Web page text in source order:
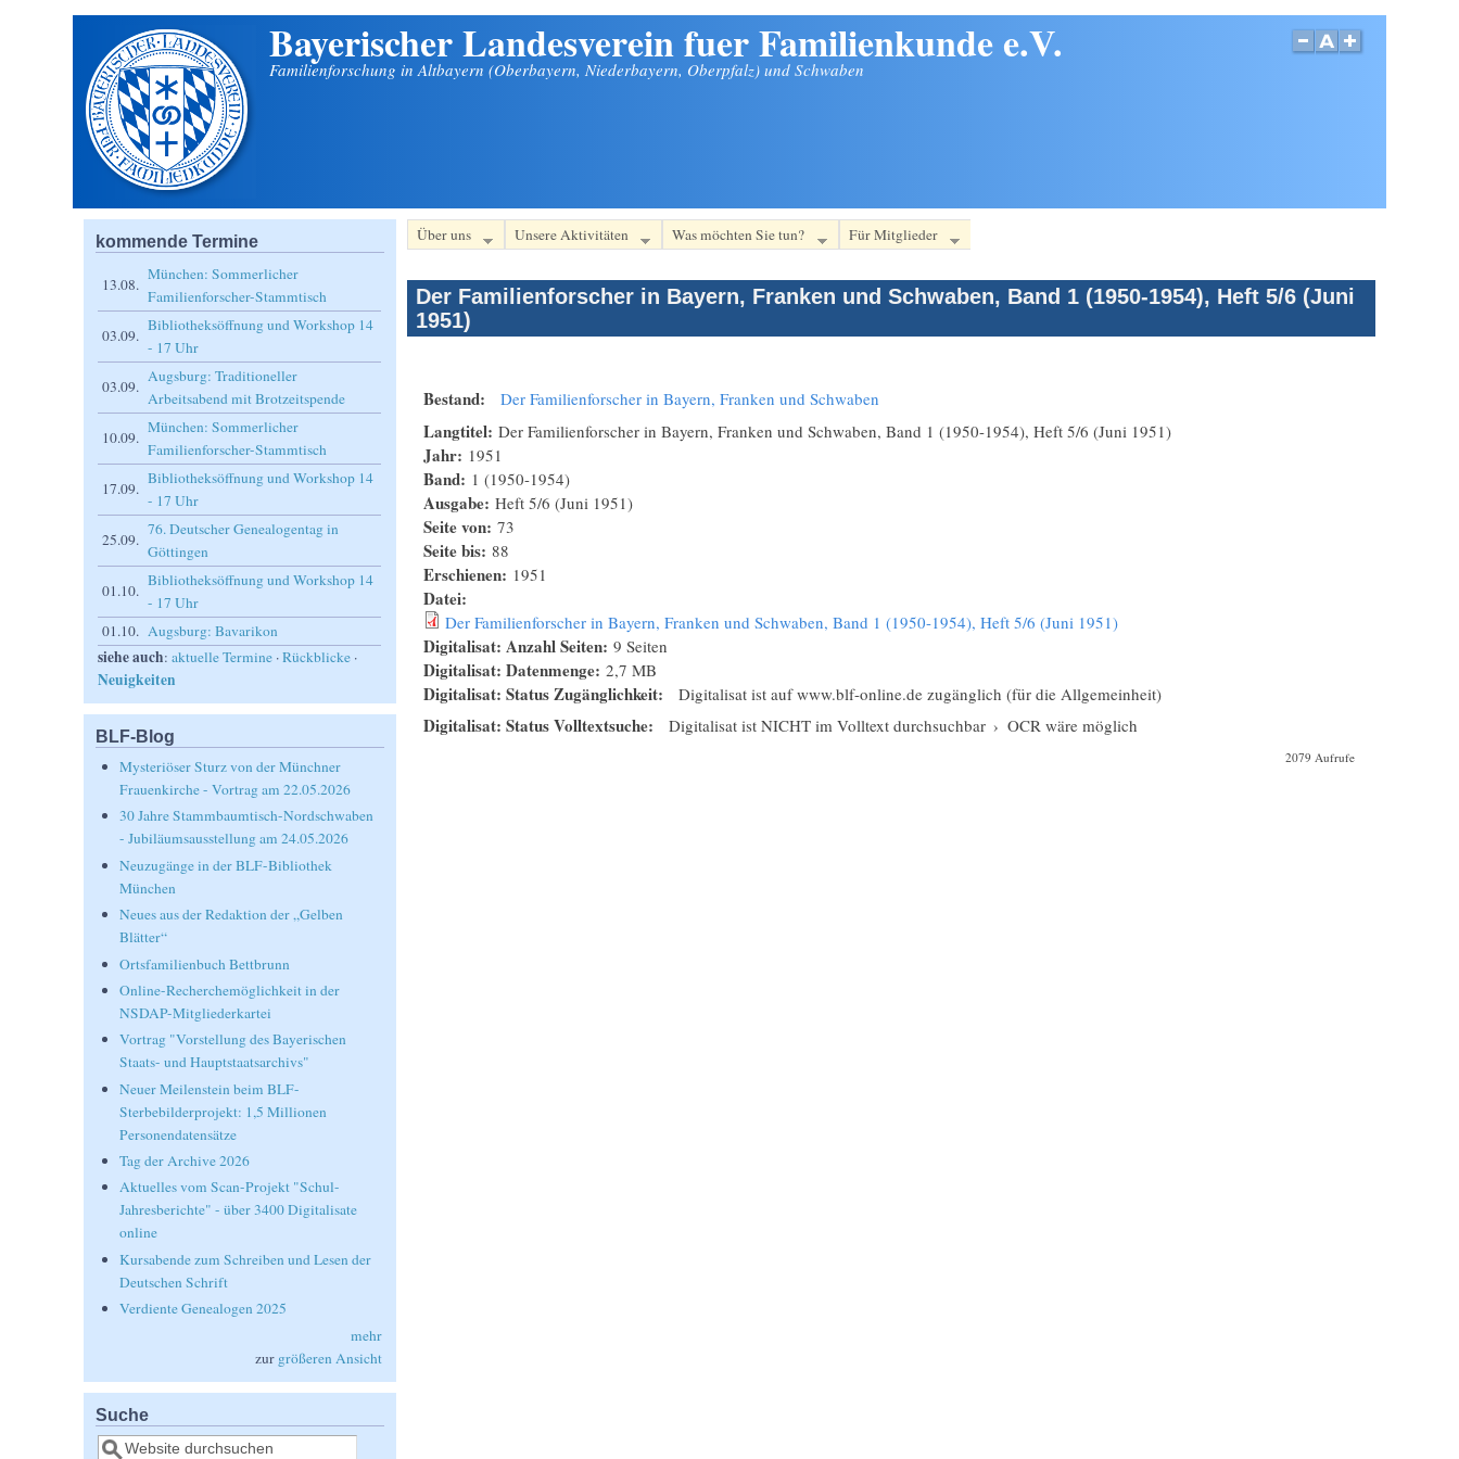
Bayerischer Landesverein fuer Familienkunde e.V.
Familienforschung in Altbayern (Oberbayern, Niederbayern, Oberpfalz) und Schwaben
Über uns Unsere Aktivitäten Was möchten Sie tun? Für Mitglieder
Der Familienforscher in Bayern, Franken und Schwaben, Band 1 (1950-1954), Heft 5/6 (Juni
1951)
Bestand: Der Familienforscher in Bayern, Franken und Schwaben
Langtitel: Der Familienforscher in Bayern, Franken und Schwaben, Band 1 (1950-1954), Heft 5/6 (Juni 1951)
Jahr: 1951
Band: 1 (1950-1954)
Ausgabe: Heft 5/6 (Juni 1951)
Seite von: 73
Seite bis: 88
Erschienen: 1951
Datei:
Der Familienforscher in Bayern, Franken und Schwaben, Band 1 (1950-1954), Heft 5/6 (Juni 1951)
Digitalisat: Anzahl Seiten: 9 Seiten
Digitalisat: Datenmenge: 2,7 MB
Digitalisat: Status Zugänglichkeit: Digitalisat ist auf www.blf-online.de zugänglich (für die Allgemeinheit)
Digitalisat: Status Volltextsuche: Digitalisat ist NICHT im Volltext durchsuchbar › OCR wäre möglich
2079 Aufrufe
kommende Termine
13.08.
München: Sommerlicher
Familienforscher-Stammtisch
03.09.
Bibliotheksöffnung und Workshop 14
- 17 Uhr
03.09.
Augsburg: Traditioneller
Arbeitsabend mit Brotzeitspende
10.09.
München: Sommerlicher
Familienforscher-Stammtisch
17.09.
Bibliotheksöffnung und Workshop 14
- 17 Uhr
25.09.
76. Deutscher Genealogentag in
Göttingen
01.10.
Bibliotheksöffnung und Workshop 14
- 17 Uhr
01.10. Augsburg: Bavarikon
siehe auch:aktuelle Termine ·Rückblicke ·
Neuigkeiten
BLF-Blog
Mysteriöser Sturz von der Münchner
Frauenkirche - Vortrag am 22.05.2026
30 Jahre Stammbaumtisch-Nordschwaben
- Jubiläumsausstellung am 24.05.2026
Neuzugänge in der BLF-Bibliothek
München
Neues aus der Redaktion der „Gelben
Blätter“
Ortsfamilienbuch Bettbrunn
Online-Recherchemöglichkeit in der
NSDAP-Mitgliederkartei
Vortrag "Vorstellung des Bayerischen
Staats- und Hauptstaatsarchivs"
Neuer Meilenstein beim BLF-
Sterbebilderprojekt: 1,5 Millionen
Personendatensätze
Tag der Archive 2026
Aktuelles vom Scan-Projekt "Schul-
Jahresberichte" - über 3400 Digitalisate
online
Kursabende zum Schreiben und Lesen der
Deutschen Schrift
Verdiente Genealogen 2025
mehr
zur größeren Ansicht
Suche
Suche